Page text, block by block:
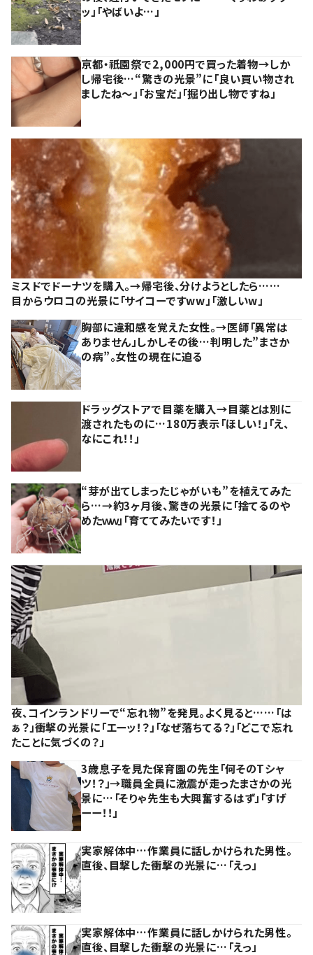
ッ」「やばいよ…」
京都・祇園祭で2,000円で買った着物→しか
し帰宅後…“驚きの光景”に「良い買い物され
ましたね～」「お宝だ」「掘り出し物ですね」
ミスドでドーナツを購入。→帰宅後、分けようとしたら……
目からウロコの光景に「サイコーですww」「激しいw」
胸部に違和感を覚えた女性。→医師「異常は
ありません」しかしその後…判明した”まさか
の病”。女性の現在に迫る
ドラッグストアで目薬を購入→目薬とは別に
渡されたものに…180万表示「ほしい！」「え、
なにこれ！！」
“芽が出てしまったじゃがいも”を植えてみた
ら…→約3ヶ月後、驚きの光景に「捨てるのや
めたｗｗ」「育ててみたいです！」
夜、コインランドリーで“忘れ物”を発見。よく見ると……「は
ぁ？」衝撃の光景に「エーッ！？」「なぜ落ちてる？」「どこで忘れ
たことに気づくの？」
3歳息子を見た保育園の先生「何そのTシャ
ツ！？」→職員全員に激震が走ったまさかの光
景に…「そりゃ先生も大興奮するはず」「すげ
ーー！！」
実家解体中…作業員に話しかけられた男性。
直後、目撃した衝撃の光景に…「えっ」
実家解体中…作業員に話しかけられた男性。
直後、目撃した衝撃の光景に…「えっ」